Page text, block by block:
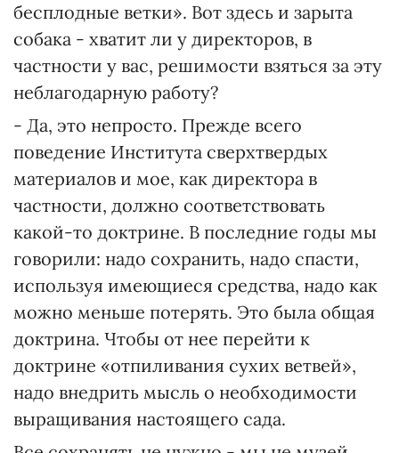
бесплодные ветки». Вот здесь и зарыта
собака - хватит ли у директоров, в
частности у вас, решимости взяться за эту
неблагодарную работу?
- Да, это непросто. Прежде всего
поведение Института сверхтвердых
материалов и мое, как директора в
частности, должно соответствовать
какой-то доктрине. В последние годы мы
говорили: надо сохранить, надо спасти,
используя имеющиеся средства, надо как
можно меньше потерять. Это была общая
доктрина. Чтобы от нее перейти к
доктрине «отпиливания сухих ветвей»,
надо внедрить мысль о необходимости
выращивания настоящего сада.